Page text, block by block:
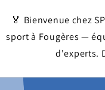
🏅 Bienvenue chez
sport à Fougères —
d'experts.